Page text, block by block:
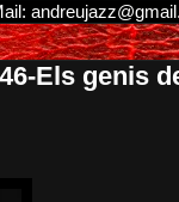
Els genis